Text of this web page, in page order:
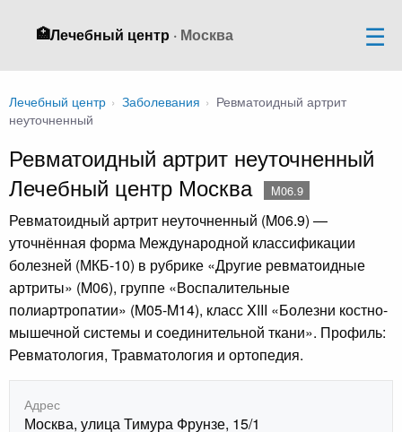
🏥Лечебный центр · Москва
Лечебный центр › Заболевания › Ревматоидный артрит
неуточненный
Ревматоидный артрит неуточненный
Лечебный центр Москва
M06.9
Ревматоидный артрит неуточненный (M06.9) —
уточнённая форма Международной классификации
болезней (МКБ-10) в рубрике «Другие ревматоидные
артриты» (M06), группе «Воспалительные
полиартропатии» (M05-M14), класс XIII «Болезни костно-
мышечной системы и соединительной ткани». Профиль:
Ревматология, Травматология и ортопедия.
Адрес
Москва, улица Тимура Фрунзе, 15/1